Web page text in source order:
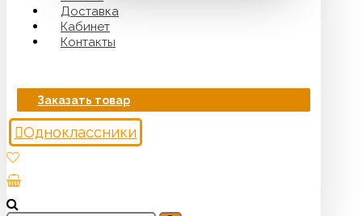
Доставка
Кабинет
Контакты
Заказать товар
Одноклассники